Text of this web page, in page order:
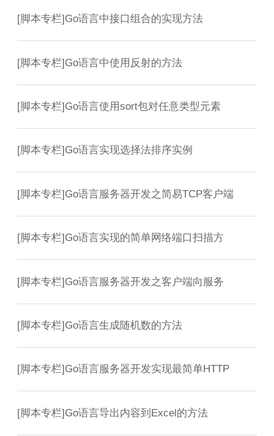
[脚本专栏] Go语言中接口组合的实现方法
[脚本专栏]Go语言中使用反射的方法
[脚本专栏]Go语言使用sort包对任意类型元素
[脚本专栏] Go语言实现选择法排序实例
[脚本专栏]Go语言服务器开发之简易TCP客户端
[脚本专栏]Go语言实现的简单网络端口扫描方
[脚本专栏]Go语言服务器开发之客户端向服务
[脚本专栏]Go语言生成随机数的方法
[脚本专栏] Go语言服务器开发实现最简单HTTP
[脚本专栏]Go语言导出内容到Excel的方法